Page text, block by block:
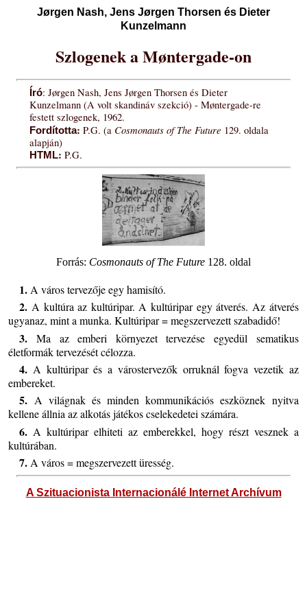
Jørgen Nash, Jens Jørgen Thorsen és Dieter
Kunzelmann
Szlogenek a Møntergade-on
Író: Jørgen Nash, Jens Jørgen Thorsen és Dieter
Kunzelmann (A volt skandináv szekció) - Møntergade-re
festett szlogenek, 1962.
Fordította: P.G. (a Cosmonauts of The Future 129. oldala
alapján)
HTML: P.G.
Forrás: Cosmonauts of The Future 128. oldal
1. A város tervezője egy hamisító.
2. A kultúra az kultúripar. A kultúripar egy átverés. Az átverés
ugyanaz, mint a munka. Kultúripar = megszervezett szabadidő!
3. Ma az emberi környezet tervezése egyedül sematikus
életformák tervezését célozza.
4. A kultúripar és a várostervezők orruknál fogva vezetik az
embereket.
5. A világnak és minden kommunikációs eszköznek nyitva
kellene állnia az alkotás játékos cselekedetei számára.
6. A kultúripar elhiteti az emberekkel, hogy részt vesznek a
kultúrában.
7. A város = megszervezett üresség.
A Szituacionista Internacionálé Internet Archívum